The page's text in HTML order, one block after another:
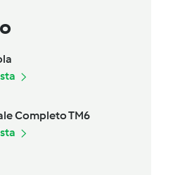
Completo TM6